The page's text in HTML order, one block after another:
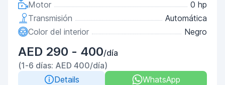
Motor
0 hp
Transmisión
Automática
Color del interior
Negro
AED 290 - 400/día
(1-6 días: AED 400/día)
Details
WhatsApp